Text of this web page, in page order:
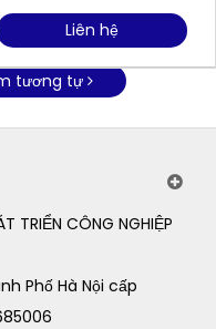
Liên hệ
tương tự
TRIỂN CÔNG NGHIỆP
Phố Hà Nội cấp